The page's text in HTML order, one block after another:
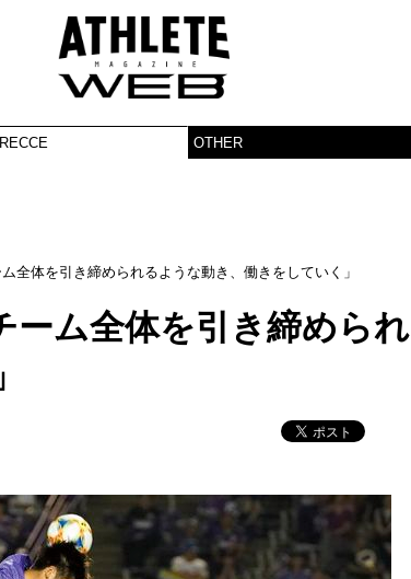
OTHER
全体を引き締められるような動き、働きをしていく」
ーム全体を引き締められ